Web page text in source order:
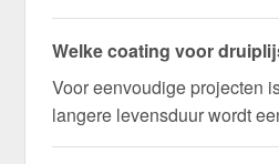
Welke coating voor
Voor eenvoudige projecten
langere levensduur wordt